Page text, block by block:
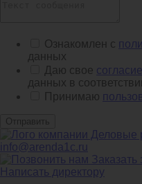
Ознакомлен с
данных
Даю свое согласие
данных в
Принимаю
Отправить
info@arenda1c.ru
Заказать
Написать директору